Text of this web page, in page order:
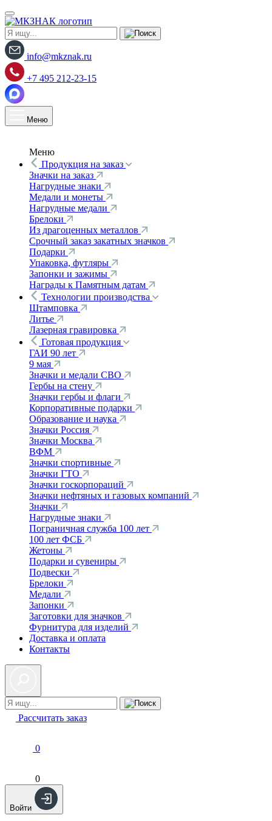
info@mkznak.ru
+7 495 212-23-15
Меню
Меню
Продукция на заказ
Значки на заказ
Нагрудные знаки
Медали и монеты
Нагрудные медали
Брелоки
Из драгоценных металлов
Срочный заказ закатных значков
Подарки
Упаковка, футляры
Запонки и зажимы
Награды к Памятным датам
Технологии производства
Штамповка
Литье
Лазерная гравировка
Готовая продукция
ГАИ 90 лет
9 мая
Значки и медали СВО
Гербы на стену
Значки гербы и флаги
Корпоративные подарки
Образование и наука
Значки Россия
Значки Москва
ВФМ
Значки спортивные
Значки ГТО
Значки госкорпораций
Значки нефтяных и газовых компаний
Значки
Нагрудные знаки
Пограничная служба 100 лет
100 лет ФСБ
Жетоны
Подарки и сувениры
Подвески
Брелоки
Медали
Запонки
Заготовки для значков
Фурнитура для изделий
Доставка и оплата
Контакты
Рассчитать заказ
0
0
Войти